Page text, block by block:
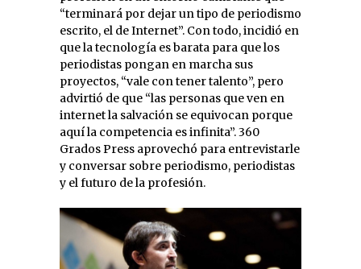
“terminará por dejar un tipo de periodismo
escrito, el de Internet”. Con todo, incidió en
que la tecnología es barata para que los
periodistas pongan en marcha sus
proyectos, “vale con tener talento”, pero
advirtió de que “las personas que ven en
internet la salvación se equivocan porque
aquí la competencia es infinita”. 360
Grados Press aprovechó para entrevistarle
y conversar sobre periodismo, periodistas
y el futuro de la profesión.